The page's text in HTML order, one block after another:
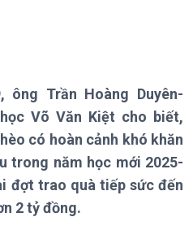
Thời sự 18h
Thời sự 21h30
Bản tin
Chuyên mục
Theo dòng Thời sự
ông Trần Hoàng Duyên-
Võ Văn Kiệt cho biết,
có hoàn cảnh khó khăn
trong năm học mới 2025-
đợt trao quà tiếp sức đến
2 tỷ đồng.